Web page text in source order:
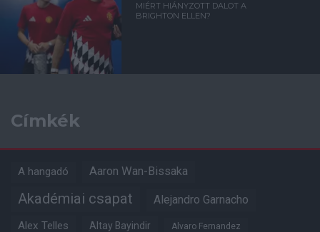
MIÉRT HIÁNYZOTT DALOT A
BRIGHTON ELLEN?
Címkék
A hangadó Aaron Wan-Bissaka
Akadémiai csapat Alejandro Garnacho
Alex Telles Altay Bayindir Alvaro Fernandez